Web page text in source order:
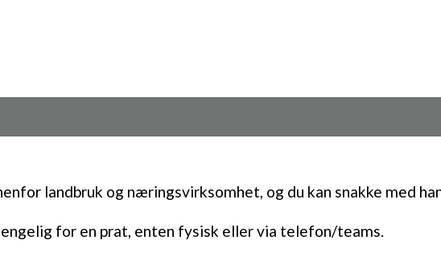
landbruk og næringsvirksomhet, og du kan snakke med
for en prat, enten fysisk eller via telefon/teams.